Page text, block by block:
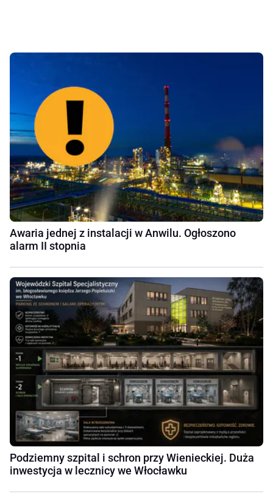
Awaria jednej z instalacji w Anwilu. Ogłoszono
alarm II stopnia
Podziemny szpital i schron przy Wienieckiej. Duża
inwestycja w lecznicy we Włocławku